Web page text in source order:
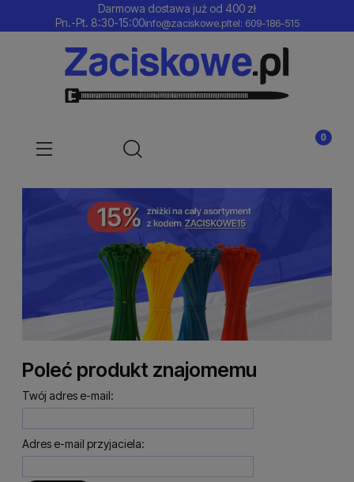
Darmowa dostawa już od 400 zł
Pn.-Pt. 8:30-15:00info@zaciskowe.pltel: 609-186-515
Poleć produkt znajomemu
Twój adres e-mail:
Adres e-mail przyjaciela: